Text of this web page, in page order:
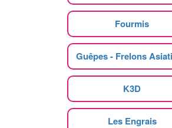
Fourmis
Guêpes - Frelons
K3D
Les Engrais